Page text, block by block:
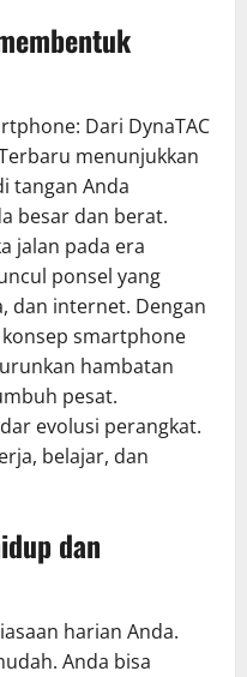
Dari DynaTAC
menunjukkan
tangan Anda
besar dan berat.
jalan pada era
ponsel yang
dan internet. Dengan
smartphone
hambatan
pesat.
evolusi perangkat.
belajar, dan
dan
harian Anda.
Anda bisa